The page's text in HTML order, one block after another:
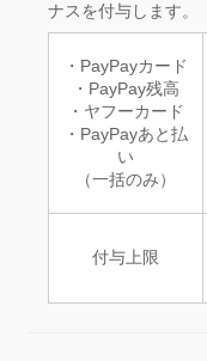
ナスを付与します。
・PayPayカード
・PayPay残高
・ヤフーカード
・PayPayあと払
い
（一括のみ）
付与上限